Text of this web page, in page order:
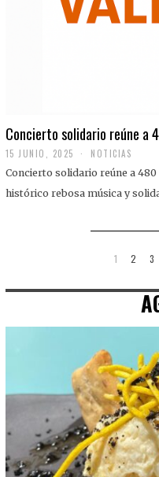
Concierto solidario reúne a
15 JUNIO, 2025 NOTICIAS
Concierto solidario reúne a
histórico rebosa música y
1 2 3